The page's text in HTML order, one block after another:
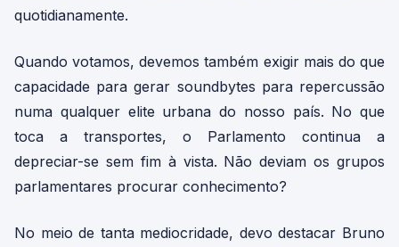
quotidianamente.
Quando votamos, devemos também exigir mais do que
capacidade para gerar soundbytes para repercussão
numa qualquer elite urbana do nosso país. No que
toca a transportes, o Parlamento continua a
depreciar-se sem fim à vista. Não deviam os grupos
parlamentares procurar conhecimento?
No meio de tanta mediocridade, devo destacar Bruno